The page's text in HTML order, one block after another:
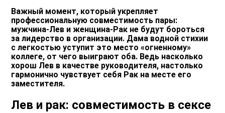
Важный момент, который укрепляет
профессиональную совместимость пары:
мужчина-Лев и женщина-Рак не будут бороться
за лидерство в организации. Дама водной стихии
с легкостью уступит это место «огненному»
коллеге, от чего выиграют оба. Ведь насколько
хорош Лев в качестве руководителя, настолько
гармонично чувствует себя Рак на месте его
заместителя.
Лев и рак: совместимость в сексе